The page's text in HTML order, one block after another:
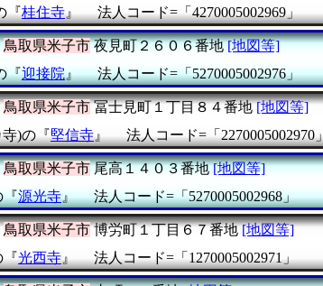
『桂住寺 』 法人コード=「4270005002969」
鳥取県米子市夜見町２６０６番地 [地図等]
『迎接院』 法人コード=「5270005002976」
鳥取県米子市冨士見町１丁目８４番地 [地図等]
寺)の『堅信寺 』 法人コード=「2270005002970」
鳥取県米子市尾高１４０３番地 [地図等]
『源光寺』 法人コード=「5270005002968」
鳥取県米子市博労町１丁目６７番地 [地図等]
『光西寺 』 法人コード=「1270005002971」